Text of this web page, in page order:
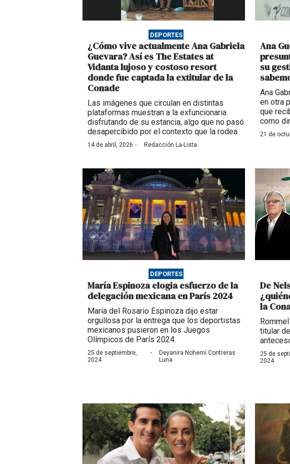
DEPORTES
¿Cómo vive actualmente Ana Gabriela
Guevara? Así es The Estates at
Vidanta lujoso y costoso resort
donde fue captada la extitular de la
Conade
Las imágenes que circulan en distintas
plataformas muestran a la exfuncionaria
disfrutando de su estancia, algo que no pasó
desapercibido por el contexto que la rodea
14 de abril, 2026 · Redacción La-Lista
Ana
su
Ana
en otra
que
como
21 de
DEPORTES
María Espinoza elogia esfuerzo de la
delegación mexicana en París 2024
María del Rosario Espinoza dijo estar
orgullosa por la entrega que los deportistas
mexicanos pusieron en los Juegos
Olímpicos de París 2024.
25 de septiembre,
2024
·
Deyanira Nohemí Contreras
Luna
De
la
titular
25 de
2024